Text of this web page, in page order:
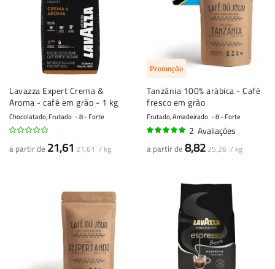
Lavazza Expert Crema &
Aroma - café em grão - 1 kg
Chocolatado, Frutado 8 - Forte
a partir de 21,61 21,61 / kg
Promoção
Tanzânia 100% arábica - Café
fresco em grão
Frutado, Amadeirado 8 - Forte
2 Avaliações
a partir de 8,82 25,26 / kg